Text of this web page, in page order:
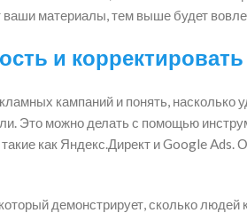
материалы, тем выше будет
и
кампаний и понять, насколько
Это можно делать с помощью
как Яндекс.Директ и Google Ads.
демонстрирует, сколько